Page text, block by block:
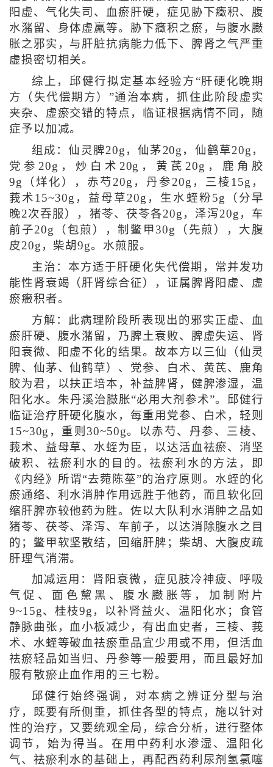
阳虚、气化失司、血瘀肝硬，症见胁下癥积、腹
水潴留、身体虚羸等。胁下癥积之瘀，与腹水臌
胀之邪实，与肝脏抗病能力低下、脾肾之气严重
虚损密切相关。
综上，邱健行拟定基本经验方“肝硬化晚期
方（失代偿期方）”通治本病，抓住此阶段虚实
夹杂、虚瘀交错的特点，临证根据病情不同，随
症予以加减。
组成：仙灵脾20g，仙茅20g，仙鹤草20g，
党参20g，炒白术20g，黄芪20g，鹿角胶
9g（烊化），赤芍20g，丹参20g，三棱15g，
莪术15~30g，益母草20g，生水蛭粉5g（分早
晚2次吞服），猪苓、茯苓各20g，泽泻20g，车
前子20g（包煎），制鳖甲30g（先煎），大腹
皮20g，柴胡9g。水煎服。
主治：本方适于肝硬化失代偿期，常并发功
能性肾衰竭（肝肾综合征），证属脾肾阳虚、虚
瘀癥积者。
方解：此病理阶段所表现出的邪实正虚、血
瘀肝硬、腹水潴留，乃脾土衰败、脾虚失运、肾
阳衰微、阳虚不化的结果。故本方以三仙（仙灵
脾、仙茅、仙鹤草）、党参、白术、黄芪、鹿角
胶为君，以扶正培本，补益脾肾，健脾渗湿，温
阳化水。朱丹溪治臌胀“必用大剂参术”。邱健行
临证治疗肝硬化腹水，每重用党参、白术，轻则
15~30g，重则30~50g。以赤芍、丹参、三棱、
莪术、益母草、水蛭为臣，以达活血祛瘀、消坚
破积、祛瘀利水的目的。祛瘀利水的方法，即
《内经》所谓“去菀陈莝”的治疗原则。水蛭的化
瘀通络、利水消肿作用远胜于他药，而且软化回
缩肝脾亦较他药为胜。佐以大队利水消肿之品如
猪苓、茯苓、泽泻、车前子，以达消除腹水之目
的；鳖甲软坚散结，回缩肝脾；柴胡、大腹皮疏
肝理气消滞。
加减运用：肾阳衰微，症见肢冷神疲、呼吸
气促、面色黧黑、腹水臌胀等，加制附片
9~15g、桂枝9g，以补肾益火、温阳化水；食管
静脉曲张，血小板减少，有出血史者，三棱、莪
术、水蛭等破血祛瘀重品宜少用或不用，但活血
祛瘀轻品如当归、丹参等一般要用，而且最好加
服有散瘀止血作用的三七粉。
邱健行始终强调，对本病之辨证分型与治
疗，既要有所侧重，抓住各型的特点，施以针对
性的治疗，又要统观全局，综合分析，进行整体
调节，始为得当。在用中药利水渗湿、温阳化
气、祛瘀利水的基础上，再配西药利尿剂氢氯噻